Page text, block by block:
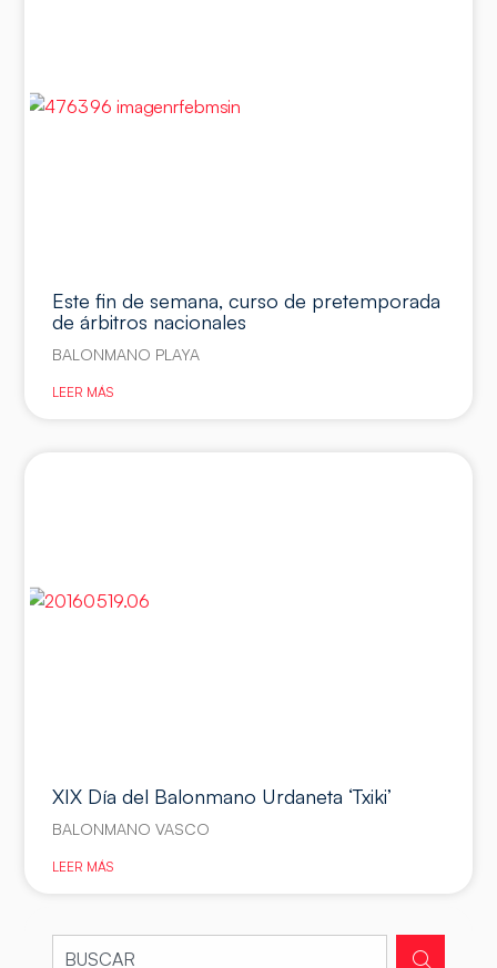
Este fin de semana, curso de pretemporada
de árbitros nacionales
BALONMANO PLAYA
LEER MÁS
XIX Día del Balonmano Urdaneta ‘Txiki’
BALONMANO VASCO
LEER MÁS